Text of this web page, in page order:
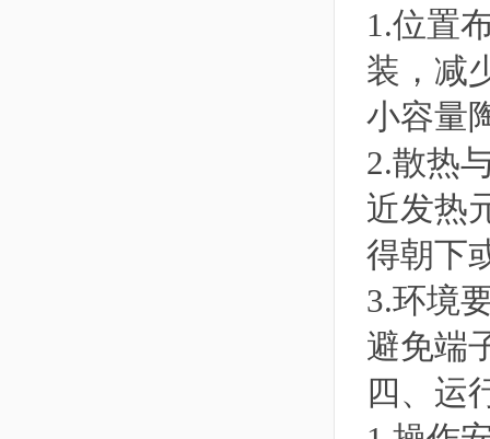
1.位置
装，减
小容量
2.散热
近发热
得朝下
3.环境
避免端
四、运